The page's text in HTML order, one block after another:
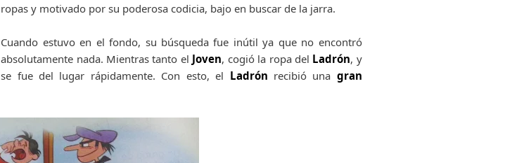
ropas y motivado por su poderosa codicia, bajo en buscar de la jarra.
Cuando estuvo en el fondo, su búsqueda fue inútil ya que no encontró
absolutamente nada. Mientras tanto el Joven, cogió la ropa del Ladrón, y
se fue del lugar rápidamente. Con esto, el Ladrón recibió una gran